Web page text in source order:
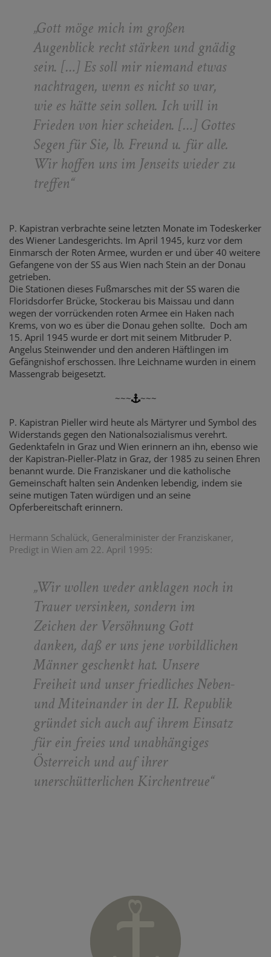
„Gott möge mich im großen
Augenblick recht stärken und gnädig
sein. […] Es soll mir niemand etwas
nachtragen, wenn es nicht so war,
wie es hätte sein sollen. Ich will in
Frieden von hier scheiden. […] Gottes
Segen für Sie, lb. Freund u. für alle.
Wir hoffen uns im Jenseits wieder zu
treffen“
P. Kapistran verbrachte seine letzten Monate im Todeskerker
des Wiener Landesgerichts. Im April 1945, kurz vor dem
Einmarsch der Roten Armee, wurden er und über 40 weitere
Gefangene von der SS aus Wien nach Stein an der Donau
getrieben.
Die Stationen dieses Fußmarsches mit der SS waren die
Floridsdorfer Brücke, Stockerau bis Maissau und dann
wegen der vorrückenden roten Armee ein Haken nach
Krems, von wo es über die Donau gehen sollte. Doch am
15. April 1945 wurde er dort mit seinem Mitbruder P.
Angelus Steinwender und den anderen Häftlingen im
Gefängnishof erschossen. Ihre Leichname wurden in einem
Massengrab beigesetzt.
~~~
~~~
P. Kapistran Pieller wird heute als Märtyrer und Symbol des
Widerstands gegen den Nationalsozialismus verehrt.
Gedenktafeln in Graz und Wien erinnern an ihn, ebenso wie
der Kapistran-Pieller-Platz in Graz, der 1985 zu seinen Ehren
benannt wurde. Die Franziskaner und die katholische
Gemeinschaft halten sein Andenken lebendig, indem sie
seine mutigen Taten würdigen und an seine
Opferbereitschaft erinnern.
Hermann Schalück, Generalminister der Franziskaner,
Predigt in Wien am 22. April 1995:
„Wir wollen weder anklagen noch in
Trauer versinken, sondern im
Zeichen der Versöhnung Gott
danken, daß er uns jene vorbildlichen
Männer geschenkt hat. Unsere
Freiheit und unser friedliches Neben-
und Miteinander in der II. Republik
gründet sich auch auf ihrem Einsatz
für ein freies und unabhängiges
Österreich und auf ihrer
unerschütterlichen Kirchentreue“